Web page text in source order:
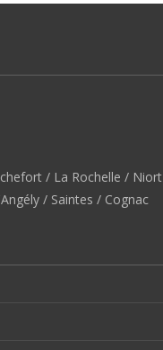
/ La Rochelle / Niort
/ Saintes / Cognac